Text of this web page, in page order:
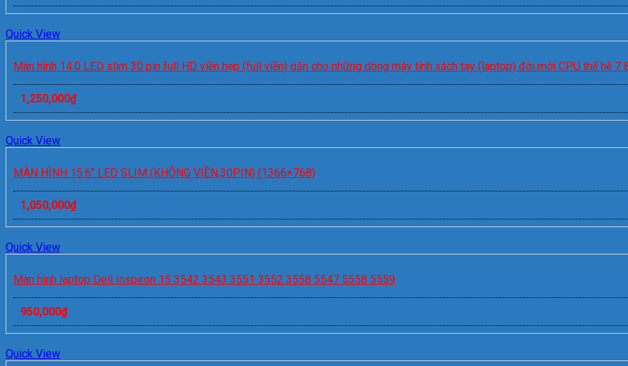
Quick View
Màn hình 14.0 LED slim 30 pin full HD viền hẹp (full viền) gắn cho những dòng máy tính xách tay (laptop) đời mới CPU thế hệ 7
1,250,000₫
Quick View
MÀN HÌNH 15.6″ LED SLIM (KHÔNG VIỀN,30PIN) (1366×768)
1,050,000₫
Quick View
Màn hình laptop Dell Inspiron 15 3542 3543 3551 3552 3558 5547 5558 5559
950,000₫
Quick View